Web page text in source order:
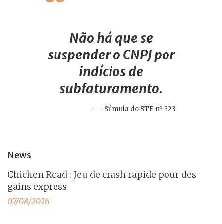
Não há que se
suspender o CNPJ por
indícios de
subfaturamento.
Súmula do STF nº 323
News
Chicken Road : Jeu de crash rapide pour des
gains express
07/08/2026